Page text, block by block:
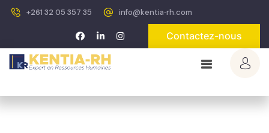
+261 32 05 357 35 info@kentia‐rh.com
Contactez-nous